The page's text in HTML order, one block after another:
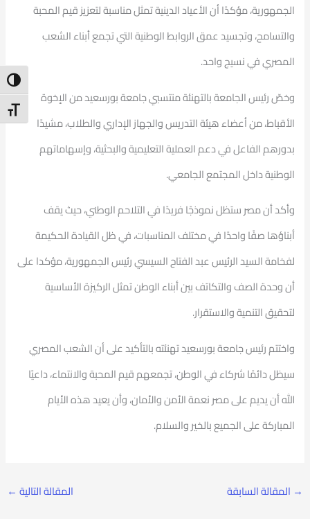
الجمهورية، مؤكدًا أن الأعياد الدينية تمثل مناسبة لتعزيز قيم المحبة
والتسامح، وتجسيد عمق الروابط الوطنية التي تجمع أبناء الشعب
المصري في نسيج واحد.
وخصّ رئيس الجامعة بالتهنئة منتسبي جامعة بورسعيد من الإخوة
الأقباط، من أعضاء هيئة التدريس والجهاز الإداري والطلاب، مشيدًا
بدورهم الفاعل في دعم العملية التعليمية والبحثية، وإسهاماتهم
الوطنية داخل المجتمع الجامعي.
وأكد أن مصر ستظل نموذجًا فريدًا في التلاحم الوطني، حيث يقف
أبناؤها صفًا واحدًا في مختلف المناسبات، في ظل القيادة الحكيمة
لفخامة السيد الرئيس عبد الفتاح السيسي رئيس الجمهورية، مؤكدا على
أن وحدة الصف والتكاتف بين أبناء الوطن تمثل الركيزة الأساسية
لتحقيق التنمية والاستقرار.
واختتم رئيس جامعة بورسعيد تهنئته بالتأكيد على أن الشعب المصري
سيظل دائمًا شركاء في الوطن، تجمعهم قيم المحبة والانتماء، داعيًا
الله أن يديم على مصر نعمة الأمن والأمان، وأن يعيد هذه الأيام
المباركة على الجميع بالخير والسلام.
→ المقالة السابقة المقالة التالية ←